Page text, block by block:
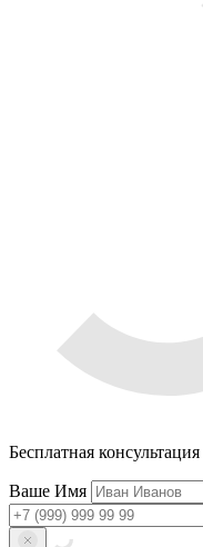
Бесплатная консультация
Ваше Имя